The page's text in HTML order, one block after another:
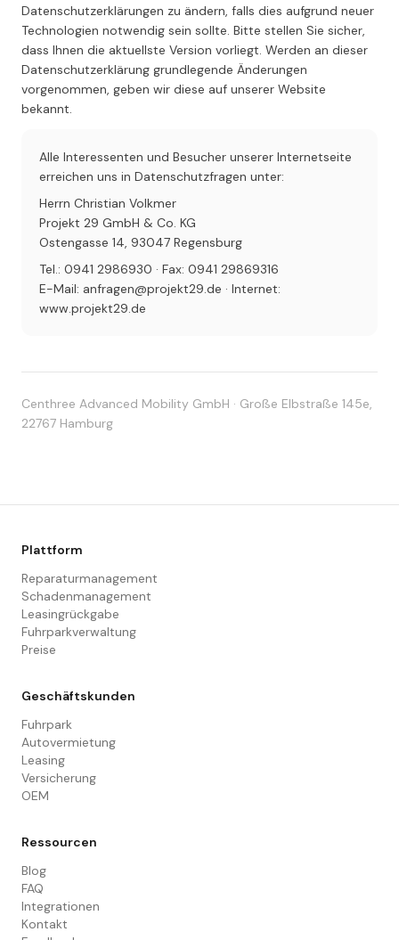
Datenschutzerklärungen zu ändern, falls dies aufgrund neuer
Technologien notwendig sein sollte. Bitte stellen Sie sicher,
dass Ihnen die aktuellste Version vorliegt. Werden an dieser
Datenschutzerklärung grundlegende Änderungen
vorgenommen, geben wir diese auf unserer Website
bekannt.
Alle Interessenten und Besucher unserer Internetseite
erreichen uns in Datenschutzfragen unter:
Herrn Christian Volkmer
Projekt 29 GmbH & Co. KG
Ostengasse 14, 93047 Regensburg
Tel.: 0941 2986930 · Fax: 0941 29869316
E-Mail: anfragen@projekt29.de · Internet:
www.projekt29.de
Centhree Advanced Mobility GmbH · Große Elbstraße 145e,
22767 Hamburg
Plattform
Reparaturmanagement
Schadenmanagement
Leasingrückgabe
Fuhrparkverwaltung
Preise
Geschäftskunden
Fuhrpark
Autovermietung
Leasing
Versicherung
OEM
Ressourcen
Blog
FAQ
Integrationen
Kontakt